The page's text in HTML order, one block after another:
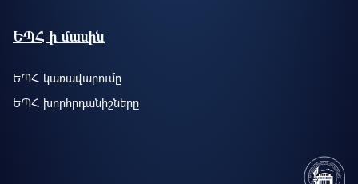
ԵՊՀ-ի մասին
ԵՊՀ կառավարումը
ԵՊՀ խորհրդանիշները